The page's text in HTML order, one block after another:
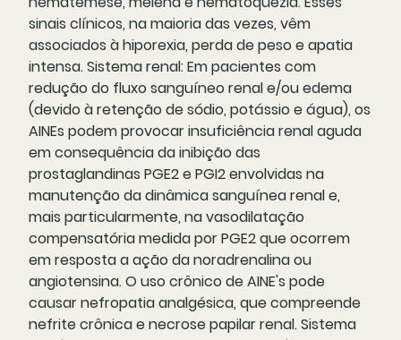
sinais clínicos, na maioria das vezes, vêm
associados à hiporexia, perda de peso e apatia
intensa. Sistema renal: Em pacientes com
redução do fluxo sanguíneo renal e/ou edema
(devido à retenção de sódio, potássio e água), os
AINEs podem provocar insuficiência renal aguda
em consequência da inibição das
prostaglandinas PGE2 e PGI2 envolvidas na
manutenção da dinâmica sanguínea renal e,
mais particularmente, na vasodilatação
compensatória medida por PGE2 que ocorrem
em resposta a ação da noradrenalina ou
angiotensina. O uso crônico de AINE's pode
causar nefropatia analgésica, que compreende
nefrite crônica e necrose papilar renal. Sistema